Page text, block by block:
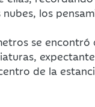
los
se encontró
de la